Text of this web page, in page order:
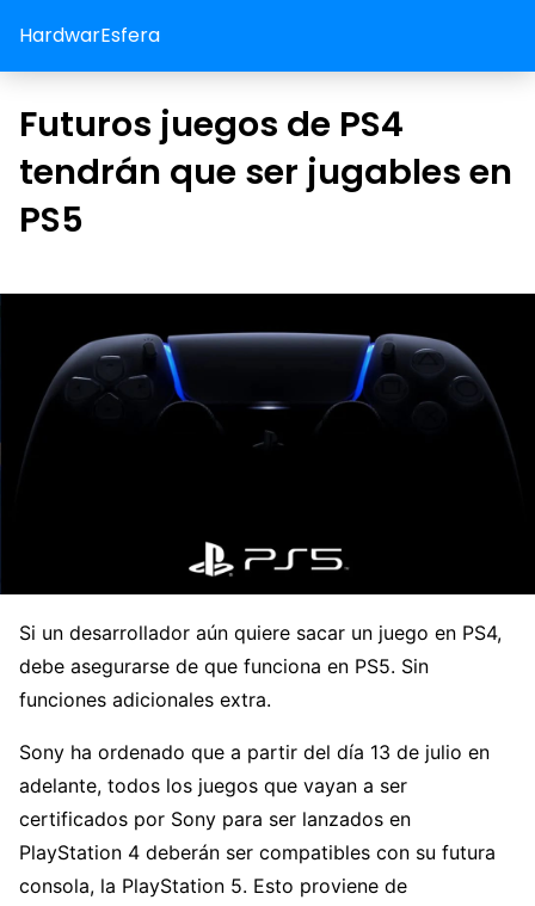
HardwarEsfera
Futuros juegos de PS4
tendrán que ser jugables en
PS5
Si un desarrollador aún quiere sacar un juego en PS4,
debe asegurarse de que funciona en PS5. Sin
funciones adicionales extra.
Sony ha ordenado que a partir del día 13 de julio en
adelante, todos los juegos que vayan a ser
certificados por Sony para ser lanzados en
PlayStation 4 deberán ser compatibles con su futura
consola, la PlayStation 5. Esto proviene de